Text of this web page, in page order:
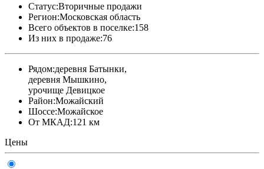
Статус:Вторичные продажи
Регион:Московская область
Всего объектов в поселке:158
Из них в продаже:76
Рядом:деревня Батынки,
деревня Мышкино,
урочище Девицкое
Район:Можайский
Шоссе:Можайское
От МКАД:121 км
Цены